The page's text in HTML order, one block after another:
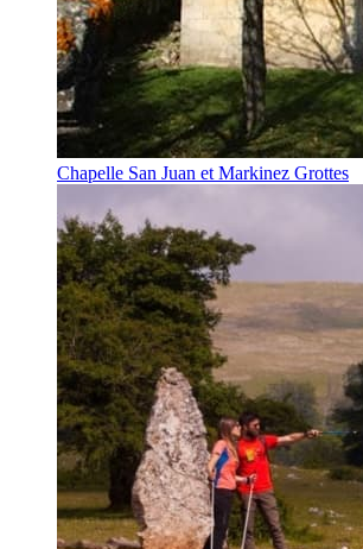
Chapelle San Juan et Markinez Grottes